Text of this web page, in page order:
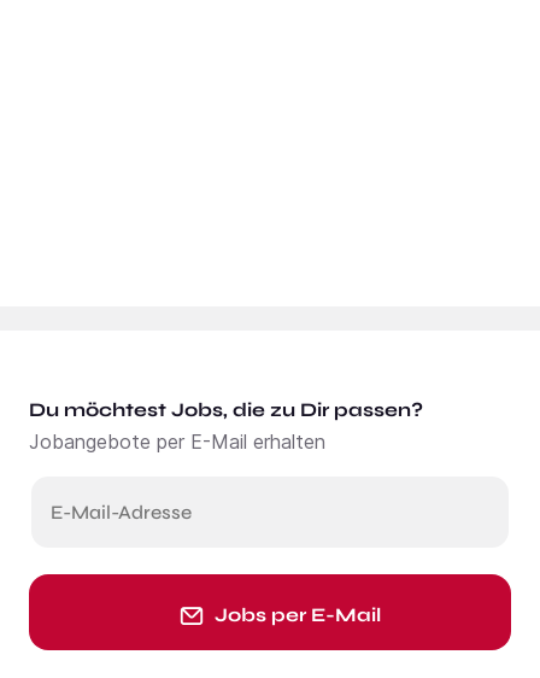
Du möchtest Jobs, die zu Dir passen?
Jobangebote per E-Mail erhalten
E-Mail-Adresse
Jobs per E-Mail